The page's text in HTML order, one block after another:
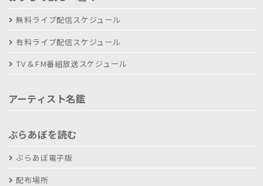
無料ライブ配信スケジュール
有料ライブ配信スケジュール
TV＆FM番組放送スケジュール
アーティスト名鑑
ぶらあぼを読む
ぶらあぼ電子版
配布場所